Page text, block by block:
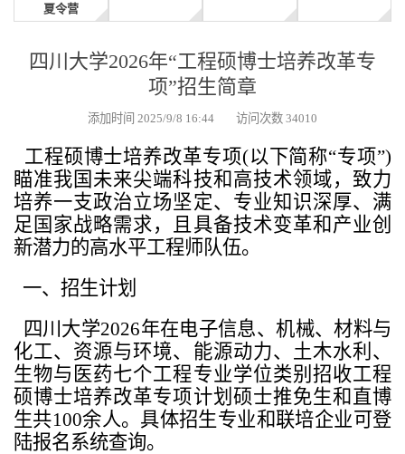
夏令营
四川大学2026年“工程硕博士培养改革专
项”招生简章
添加时间 2025/9/8 16:44 访问次数 34010
工程硕博士培养改革专项(以下简称“专项”)
瞄准我国未来尖端科技和高技术领域，致力
培养一支政治立场坚定、专业知识深厚、满
足国家战略需求，且具备技术变革和产业创
新潜力的高水平工程师队伍。
一、招生计划
四川大学2026年在电子信息、机械、材料与
化工、资源与环境、能源动力、土木水利、
生物与医药七个工程专业学位类别招收工程
硕博士培养改革专项计划硕士推免生和直博
生共100余人。具体招生专业和联培企业可登
陆报名系统查询。